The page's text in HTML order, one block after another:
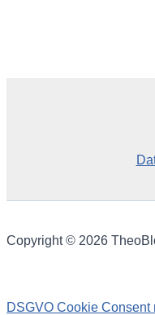
Copyright © 2026
DSGVO Cookie